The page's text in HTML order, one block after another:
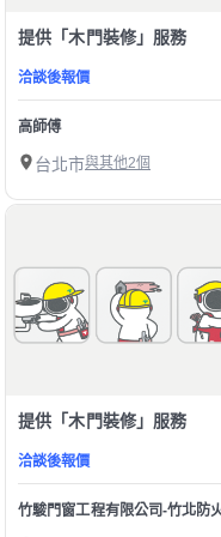
提供「木門裝修」服務
洽談後報價
高師傅
台北市與其他2個
提供「木門裝修」服務
洽談後報價
竹駿門窗工程有限公司-竹北防